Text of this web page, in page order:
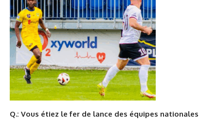
Q.: Vous étiez le fer de lance des équipes nationales